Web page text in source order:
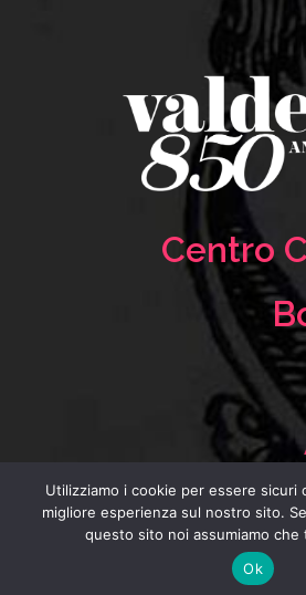
Centro
Copyright 2020Fondazione Centro
® |Privacy
Utilizziamo i cookie per essere sicuri
migliore esperienza sul nostro sito.
questo sito noi assumiamo che
Ok